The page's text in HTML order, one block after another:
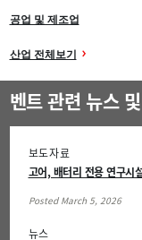
공업 및 제조업
산업 전체보기
벤트 관련 뉴스
보도자료
고어, 배터리 전용 연구시
Posted March 5, 2026
뉴스